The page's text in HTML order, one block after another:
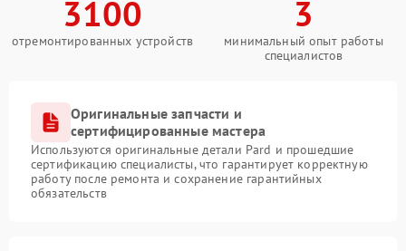
3100
отремонтированных устройств
3
минимальный опыт работы
специалистов
Оригинальные запчасти и
сертифицированные мастера
Используются оригинальные детали Pard и прошедшие
сертификацию специалисты, что гарантирует корректную
работу после ремонта и сохранение гарантийных
обязательств